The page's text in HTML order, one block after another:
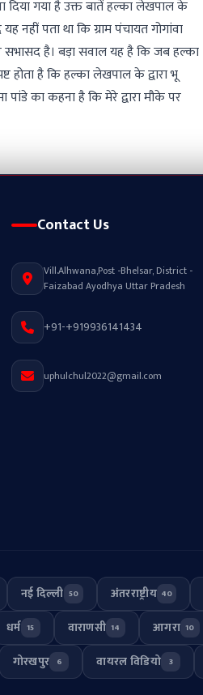
दिया गया है उक्त बातें हल्का लेखपाल के
नहीं पता था कि ग्राम पंचायत गोगांवा
सभासद है। बड़ा सवाल यह है कि जब हल्का
होता है कि हल्का लेखपाल के द्वारा भू
का कहना है कि मेरे द्वारा मौके पर
Contact Us
Vill.Alhwana,Post -Bhelsar, District -
Faizabad Ayodhya Uttar Pradesh
+91-+919936141434
uphulchul2022@gmail.com
नई दिल्ली 50 अंतरराष्ट्रीय 40
धर्म 15 वाराणसी 14 आगरा 10
गोरखपुर 6 वायरल विडियो 3